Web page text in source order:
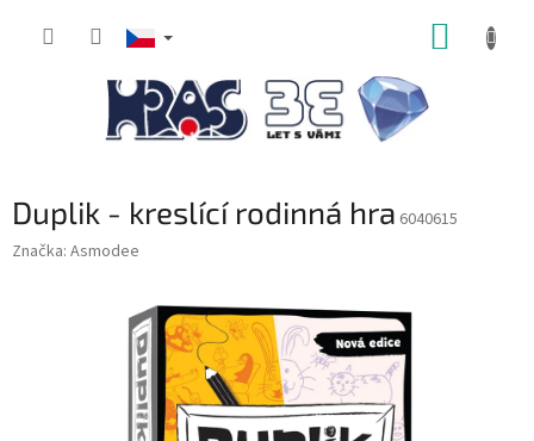
Duplik - kreslící rodinná hra 6040615
Značka: Asmodee